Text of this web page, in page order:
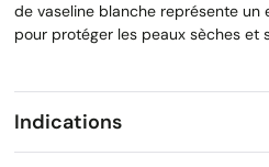
de vaseline blanche représente
pour protéger les peaux sèches et
Indications